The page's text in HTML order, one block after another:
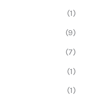
(1)
(9)
(7)
(1)
(1)